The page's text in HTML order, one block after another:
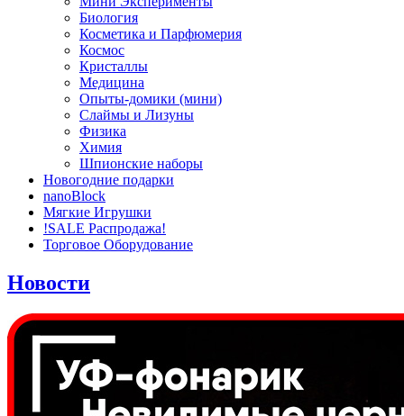
Биология
Косметика и Парфюмерия
Космос
Кристаллы
Медицина
Опыты-домики (мини)
Слаймы и Лизуны
Физика
Химия
Шпионские наборы
Новогодние подарки
nanoBlock
Мягкие Игрушки
!SALE Распродажа!
Торговое Оборудование
Новости